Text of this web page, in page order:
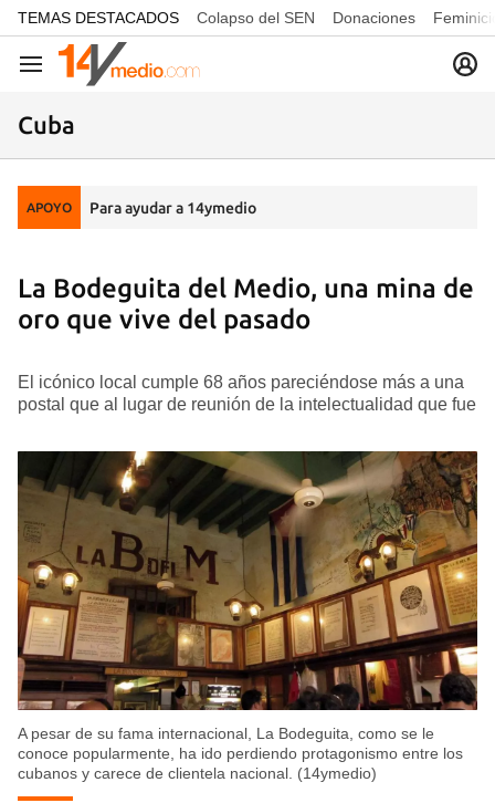
common.go-to-content
TEMAS DESTACADOS Colapso del SEN Donaciones
Navegación
Cuba
APOYO Para ayudar a 14ymedio
La Bodeguita del Medio, una mina de
oro que vive del pasado
El icónico local cumple 68 años pareciéndose más a una
postal que al lugar de reunión de la intelectualidad que fue
A pesar de su fama internacional, La Bodeguita, como se le
conoce popularmente, ha ido perdiendo protagonismo entre los
cubanos y carece de clientela nacional. (14ymedio)